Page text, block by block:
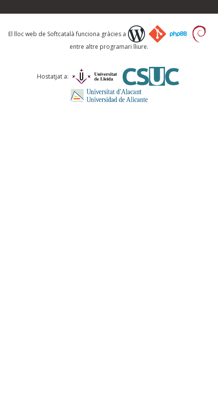
Què proposeu?
Comentari *
El lloc web de Softcatalà funciona gràcies a
entre altre programari lliure.
Hostatjat a: